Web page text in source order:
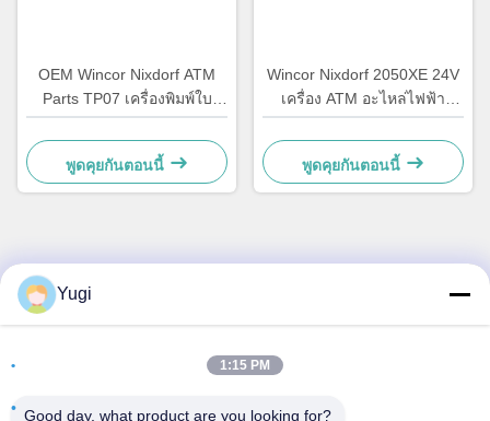
OEM Wincor Nixdorf ATM
Parts TP07 เครื่องพิมพ์ใบ
เสร็จสินค้า
พูดคุยกันตอนนี้
Wincor Nixdorf 2050XE 24V
เครื่อง ATM อะไหล่ไฟฟ้า
01750069162 1750069162
พูดคุยกันตอนนี้
ติดต่อด่วน
ห้อง 502 อาคาร 5 สวนอสังหาริมทรัพย์ Qide เลข 2-1 ถนน
Beijiao, โฟชาน, กวางดง, จีน
Yugi
1:15 PM
Good day, what product are you looking for?